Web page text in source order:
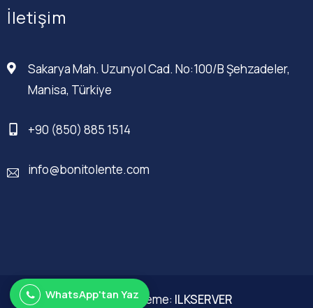
İletişim
Sakarya Mah. Uzunyol Cad. No:100/B Şehzadeler,
Manisa, Türkiye
+90 (850) 885 1514
info@bonitolente.com
Web Düzenleme: ILKSERVER
WhatsApp'tan Yaz